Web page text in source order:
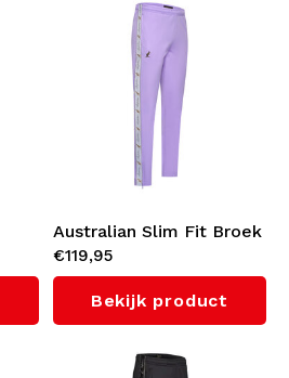
Australian Slim Fit Broek
met witte bies 3.0
(Lavender)
€119,95
Bekijk product